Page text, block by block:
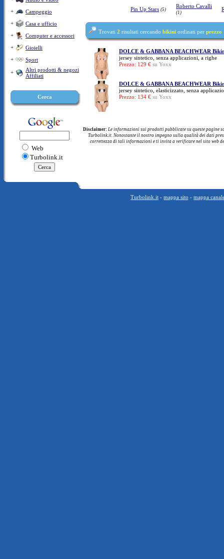
+
Campeggio
+
Casa e ufficio
+
Computer e accessori
+
Gioielli
+
Sport
+
Altri prodotti & negozi
Affiliati
Cerca
Web
Turbolink.it
Pin Up Stars (5)
Roberto Cavalli
(1)
Trovati 2 risultati cercando bikini ordinati per prezzo
DOLCE & GABBANA BEACHWEAR
jersey sintetico, senza applicazioni, a righe
Prezzo: 129 € su Yoxx
DOLCE & GABBANA BEACHWEAR
jersey sintetico, elasticizzato, senza
Prezzo: 134 € su Yoxx
Disclaimer: Le informazioni sui prodotti pubblicate su queste pagine
Turbolink.it. Nonostante il nostro impegno sulla qualità dei dati
correttezza di tali informazioni e ti invita a verificare nel sito web
Turbolink.it - mappa sito - mappa